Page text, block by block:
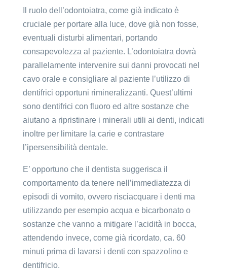
Il ruolo dell’odontoiatra, come già indicato è
cruciale per portare alla luce, dove già non fosse,
eventuali disturbi alimentari, portando
consapevolezza al paziente. L’odontoiatra dovrà
parallelamente intervenire sui danni provocati nel
cavo orale e consigliare al paziente l’utilizzo di
dentifrici opportuni rimineralizzanti. Quest’ultimi
sono dentifrici con fluoro ed altre sostanze che
aiutano a ripristinare i minerali utili ai denti, indicati
inoltre per limitare la carie e contrastare
l’ipersensibilità dentale.
E’ opportuno che il dentista suggerisca il
comportamento da tenere nell’immediatezza di
episodi di vomito, ovvero risciacquare i denti ma
utilizzando per esempio acqua e bicarbonato o
sostanze che vanno a mitigare l’acidità in bocca,
attendendo invece, come già ricordato, ca. 60
minuti prima di lavarsi i denti con spazzolino e
dentifricio.